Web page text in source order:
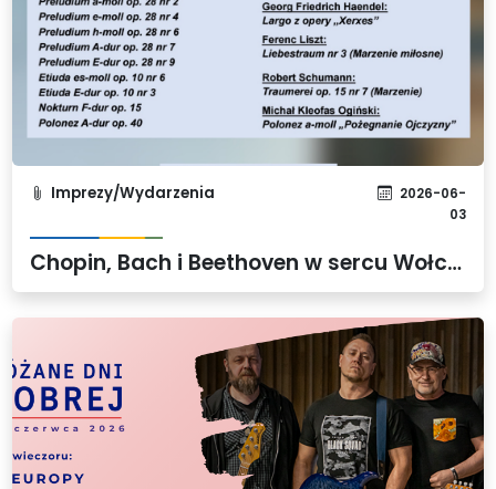
Imprezy/Wydarzenia
2026-06-
03
Chopin, Bach i Beethoven w sercu Wołczkowa. Wyjątkowy koncert na zabytkowych organach